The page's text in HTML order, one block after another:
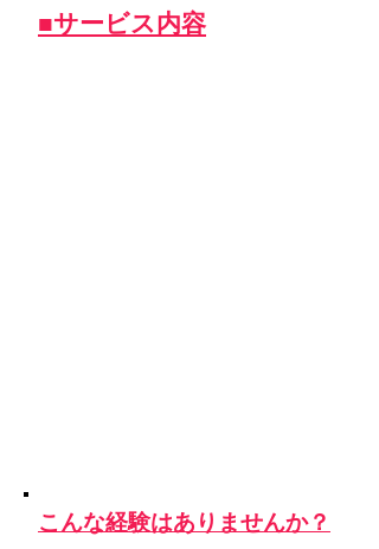
■サービス内容
​こんな経験はありませんか？